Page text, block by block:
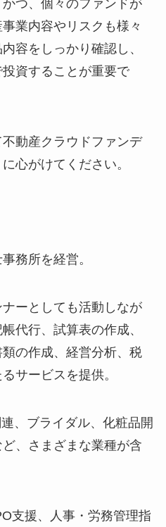
つ、個々のファンドが
業内容やリスクも様々
容をしっかり確認し、
資することが重要で
動産クラウドファンデ
心がけてください。
務所を経営。
ーとしても活動しなが
代行、試算表の作成、
の作成、経営分析、税
サービスを提供。
、ブライダル、化粧品開
、さまざまな業種が含
支援、人事・労務管理指